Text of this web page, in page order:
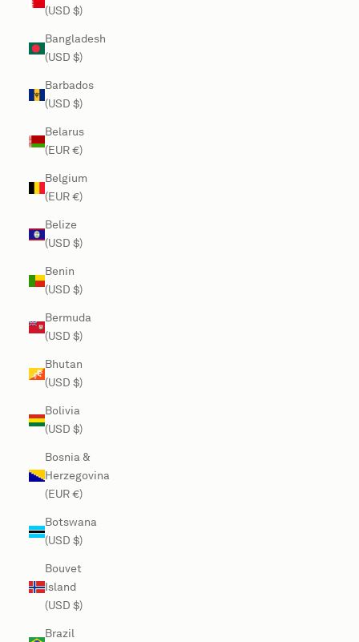
(USD $)
Bangladesh
(USD $)
Barbados
(USD $)
Belarus
(EUR €)
Belgium
(EUR €)
Belize
(USD $)
Benin
(USD $)
Bermuda
(USD $)
Bhutan
(USD $)
Bolivia
(USD $)
Bosnia &
Herzegovina
(EUR €)
Botswana
(USD $)
Bouvet
Island
(USD $)
Brazil